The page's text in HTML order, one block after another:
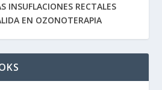
RECTALES
EN OZONOTERAPIA